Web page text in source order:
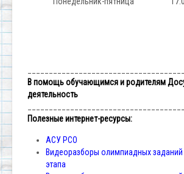
В помощь обучающимся и родителям
деятельность
Полезные интернет-ресурсы:
АСУ РСО
Видеоразборы олимпиадных
этапа